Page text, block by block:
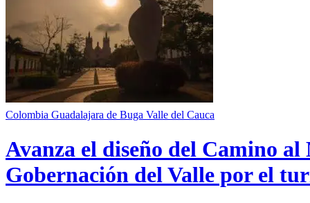
Colombia Guadalajara de Buga Valle del Cauca
Avanza el diseño del Camino
Gobernación del Valle por el